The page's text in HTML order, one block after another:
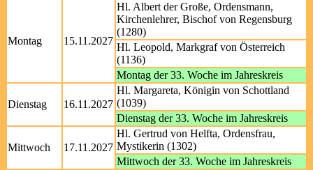
Montag 15.11.2027
Hl. Albert der Große, Ordensmann,
Kirchenlehrer, Bischof von Regensburg
(1280)
Hl. Leopold, Markgraf von Österreich
(1136)
Montag der 33. Woche im Jahreskreis
Dienstag 16.11.2027
Hl. Margareta, Königin von Schottland
(1039)
Dienstag der 33. Woche im Jahreskreis
Mittwoch 17.11.2027
Hl. Gertrud von Helfta, Ordensfrau,
Mystikerin (1302)
Mittwoch der 33. Woche im Jahreskreis